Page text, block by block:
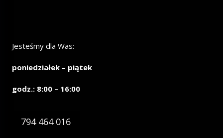
Jesteśmy dla Was:
poniedziałek – piątek
godz.: 8:00 – 16:00
794 464 016